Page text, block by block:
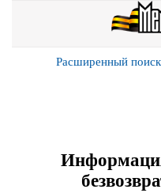
Расширенный поиск